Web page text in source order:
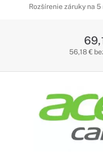
Rozšírenie záruky na
56,18 €